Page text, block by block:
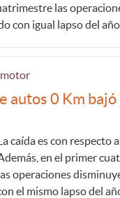
las
con igual lapso del
autos 0 Km bajó
caída es con respecto
en el primer
operaciones
el mismo lapso del